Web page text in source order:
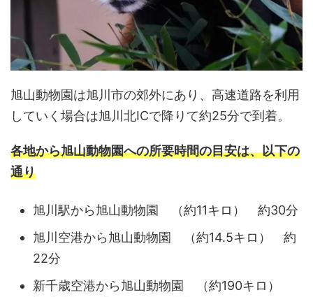
旭山動物園は旭川市の郊外にあり、高速道路を利用
していく場合は旭川北ICで降りて約25分で到着。
各地から旭山動物園への所要時間の目安は、以下の
通り
旭川駅から旭山動物園 （約11キロ） 約30分
旭川空港から旭山動物園 （約14.5キロ） 約
22分
新千歳空港から旭山動物園 （約190キロ）